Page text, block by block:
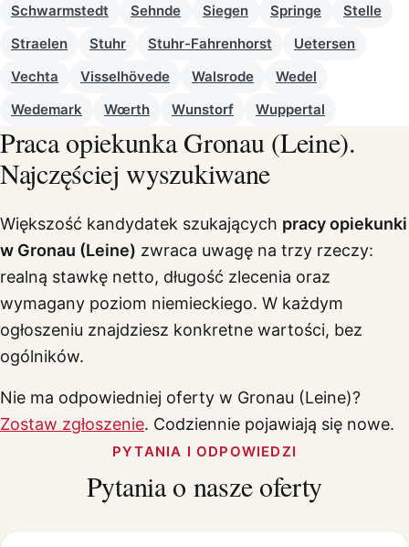
Schwarmstedt
Sehnde Siegen Springe
Stelle
Straelen
Stuhr Stuhr-Fahrenhorst
Uetersen
Vechta
Visselhövede Walsrode
Wedel
Wedemark
Wœrth Wunstorf Wuppertal
Praca opiekunka Gronau (Leine).
Najczęściej wyszukiwane
Większość kandydatek szukających pracy opiekunki
w Gronau (Leine) zwraca uwagę na trzy rzeczy:
realną stawkę netto, długość zlecenia oraz
wymagany poziom niemieckiego. W każdym
ogłoszeniu znajdziesz konkretne wartości, bez
ogólników.
Nie ma odpowiedniej oferty w Gronau (Leine)?
Zostaw zgłoszenie. Codziennie pojawiają się nowe.
PYTANIA I ODPOWIEDZI
Pytania o nasze oferty